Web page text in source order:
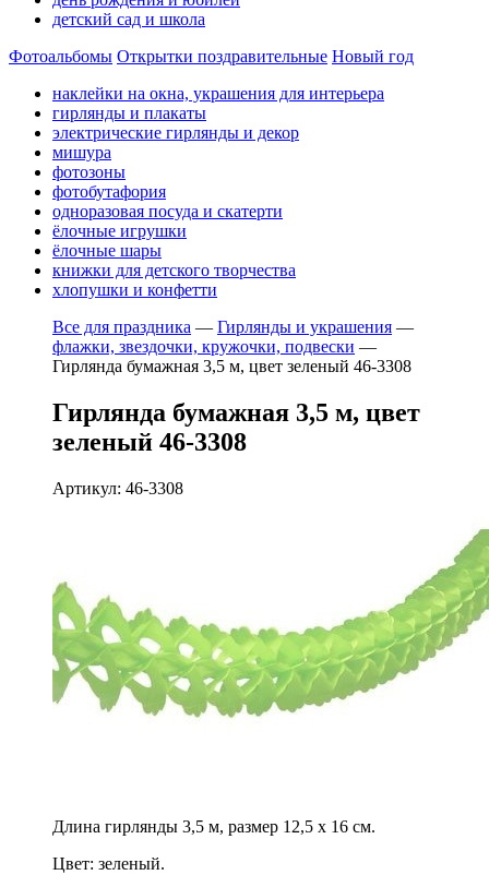
детский сад и школа
Фотоальбомы Открытки поздравительные Новый год
наклейки на окна, украшения для интерьера
гирлянды и плакаты
электрические гирлянды и декор
мишура
фотозоны
фотобутафория
одноразовая посуда и скатерти
ёлочные игрушки
ёлочные шары
книжки для детского творчества
хлопушки и конфетти
Все для праздника — Гирлянды и украшения —
флажки, звездочки, кружочки, подвески —
Гирлянда бумажная 3,5 м, цвет зеленый 46-3308
Гирлянда бумажная 3,5 м, цвет
зеленый 46-3308
Артикул: 46-3308
Длина гирлянды 3,5 м, размер 12,5 х 16 см.
Цвет: зеленый.